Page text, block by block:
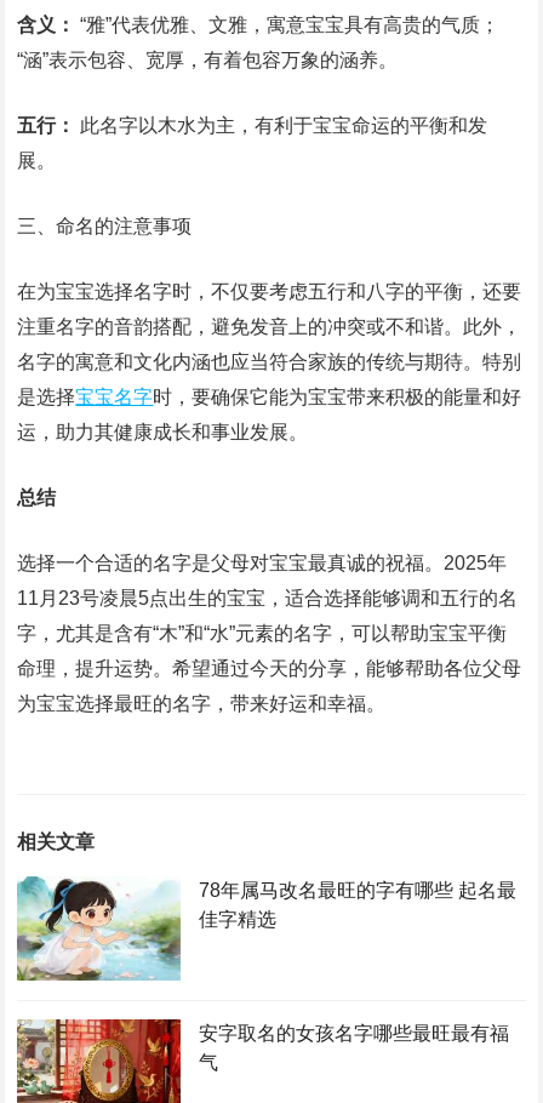
含义： “雅”代表优雅、文雅，寓意宝宝具有高贵的气质；
“涵”表示包容、宽厚，有着包容万象的涵养。
五行：
此名字以木水为主，有利于宝宝命运的平衡和发
展。
三、命名的注意事项
在为宝宝选择名字时，不仅要考虑五行和八字的平衡，还要
注重名字的音韵搭配，避免发音上的冲突或不和谐。此外，
名字的寓意和文化内涵也应当符合家族的传统与期待。特别
是选择宝宝名字时，要确保它能为宝宝带来积极的能量和好
运，助力其健康成长和事业发展。
总结
选择一个合适的名字是父母对宝宝最真诚的祝福。2025年
11月23号凌晨5点出生的宝宝，适合选择能够调和五行的名
字，尤其是含有“木”和“水”元素的名字，可以帮助宝宝平衡
命理，提升运势。希望通过今天的分享，能够帮助各位父母
为宝宝选择最旺的名字，带来好运和幸福。
相关文章
78年属马改名最旺的字有哪些 起名最
佳字精选
安字取名的女孩名字哪些最旺最有福
气